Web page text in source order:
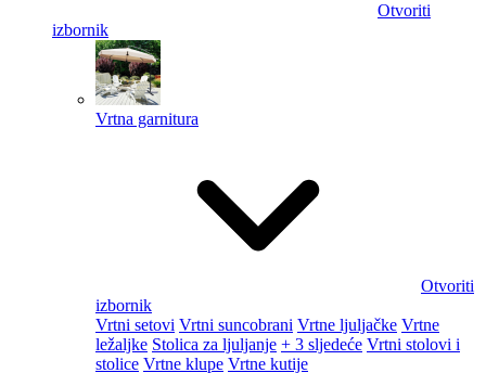
Otvoriti
izbornik
Vrtna garnitura
Otvoriti
izbornik
Vrtni setovi Vrtni suncobrani Vrtne ljuljačke Vrtne
ležaljke Stolica za ljuljanje + 3 sljedeće Vrtni stolovi i
stolice Vrtne klupe Vrtne kutije